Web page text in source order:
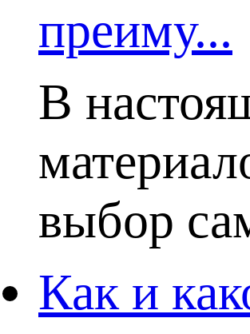
преиму...
В
выбор
Как и